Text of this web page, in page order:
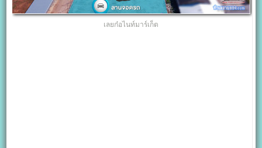
เลยก๋อไนท์มาร์เก็ต